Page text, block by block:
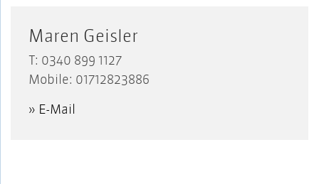
Maren Geisler
T: 0340 899 1127
Mobile: 01712823886
» E-Mail